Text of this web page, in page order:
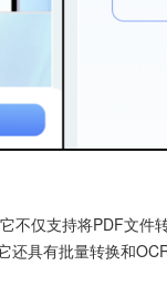
不仅支持将PDF文件
具有批量转换和